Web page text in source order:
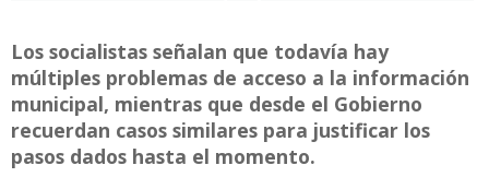
Los socialistas señalan que todavía hay
múltiples problemas de acceso a la información
municipal, mientras que desde el Gobierno
recuerdan casos similares para justificar los
pasos dados hasta el momento.